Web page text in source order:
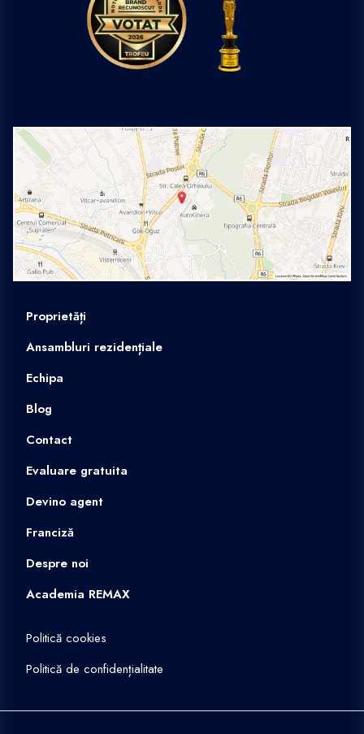
Proprietăți
Ansambluri rezidențiale
Echipa
Blog
Contact
Evaluare gratuita
Devino agent
Franciză
Despre noi
Academia REMAX
Politică cookies
Politică de confidențialitate